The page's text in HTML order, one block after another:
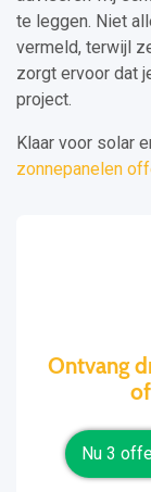
te leggen. Niet
vermeld, terwijl
zorgt ervoor dat
project.
Klaar voor solar
zonnepanelen
Ontvang
Nu 3